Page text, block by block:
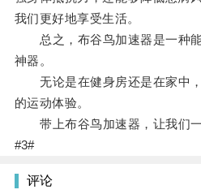
我们更好地享受生活。
总之，布谷鸟加速器是一种能
神器。
无论是在健身房还是在家中，
的运动体验。
带上布谷鸟加速器，让我们一
#3#
评论